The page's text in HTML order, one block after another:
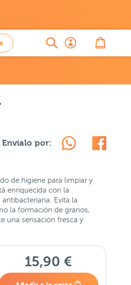
Envíalo por:
de higiene para limpiar y
enriquecida con la
Evita la
la formación de granos,
una sensación fresca y
15,90 €